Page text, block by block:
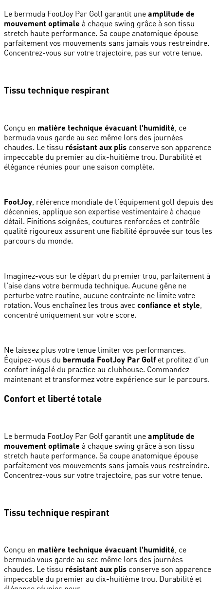
Le bermuda FootJoy Par Golf garantit une amplitude de
mouvement optimale à chaque swing grâce à son tissu
stretch haute performance. Sa coupe anatomique épouse
parfaitement vos mouvements sans jamais vous restreindre.
Concentrez-vous sur votre trajectoire, pas sur votre tenue.
Tissu technique respirant
Conçu en matière technique évacuant l'humidité , ce
bermuda vous garde au sec même lors des journées
chaudes. Le tissu résistant aux plis conserve son apparence
impeccable du premier au dix-huitième trou. Durabilité et
élégance réunies pour une saison complète.
FootJoy , référence mondiale de l'équipement golf depuis des
décennies, applique son expertise vestimentaire à chaque
détail. Finitions soignées, coutures renforcées et contrôle
qualité rigoureux assurent une fiabilité éprouvée sur tous les
parcours du monde.
Imaginez-vous sur le départ du premier trou, parfaitement à
l'aise dans votre bermuda technique. Aucune gêne ne
perturbe votre routine, aucune contrainte ne limite votre
rotation. Vous enchaînez les trous avec confiance et style
concentré uniquement sur votre score.
Ne laissez plus votre tenue limiter vos performances.
Équipez-vous du bermuda FootJoy Par Golf et profitez d'un
confort inégalé du practice au clubhouse. Commandez
maintenant et transformez votre expérience sur le parcours.
Confort et liberté totale
Le bermuda FootJoy Par Golf garantit une amplitude de
mouvement optimale à chaque swing grâce à son tissu
stretch haute performance. Sa coupe anatomique épouse
parfaitement vos mouvements sans jamais vous restreindre.
Concentrez-vous sur votre trajectoire, pas sur votre tenue.
Tissu technique respirant
Conçu en matière technique évacuant l'humidité, ce
bermuda vous garde au sec même lors des journées
chaudes. Le tissu résistant aux plis conserve son apparence
impeccable du premier au dix-huitième trou. Durabilité et